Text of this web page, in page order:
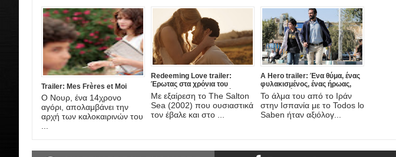
Trailer: Mes Frères et Moi
Ο Νουρ, ένα 14χρονο
αγόρι, απολαμβάνει την
αρχή των καλοκαιρινών του
Redeeming Love trailer:
Έρωτας στα χρόνια του
Χρυσού Πυρετού, στη νέα
ταινία του DJ Caruso
Με εξαίρεση το The Salton
Sea (2002) που ουσιαστικά
τον έβαλε και στο ...
A Hero trailer: Ένα θύμα, ένας
φυλακισμένος, ένας ήρωας,
ένας πατέρας. Έρχεται στο
Amazon η νέα ταινία του
Asghar Farhadi!
Το άλμα του από το Ιράν
στην Ισπανία με το Todos lo
Saben ήταν αξιόλογ...